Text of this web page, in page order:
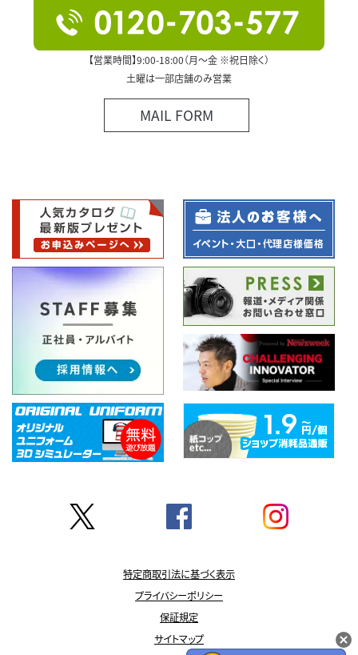
【営業時間】9:00-18:00（月～金 ※祝日除く）
土曜は一部店舗のみ営業
MAIL FORM
特定商取引法に基づく表示
プライバシーポリシー
保証規定
サイトマップ